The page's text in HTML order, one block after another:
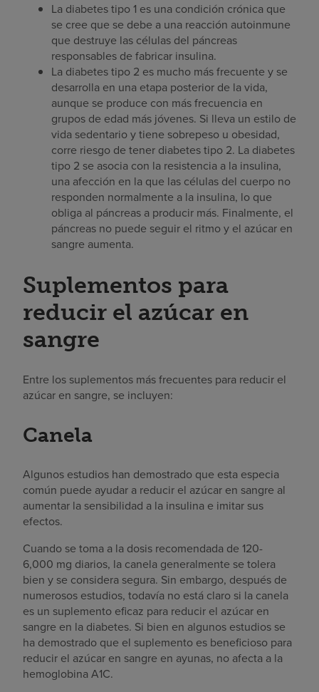
La diabetes tipo 1 es una condición crónica que
se cree que se debe a una reacción autoinmune
que destruye las células del páncreas
responsables de fabricar insulina.
La diabetes tipo 2 es mucho más frecuente y se
desarrolla en una etapa posterior de la vida,
aunque se produce con más frecuencia en
grupos de edad más jóvenes. Si lleva un estilo de
vida sedentario y tiene sobrepeso u obesidad,
corre riesgo de tener diabetes tipo 2. La diabetes
tipo 2 se asocia con la resistencia a la insulina,
una afección en la que las células del cuerpo no
responden normalmente a la insulina, lo que
obliga al páncreas a producir más. Finalmente, el
páncreas no puede seguir el ritmo y el azúcar en
sangre aumenta.
Suplementos para
reducir el azúcar en
sangre
Entre los suplementos más frecuentes para reducir el
azúcar en sangre, se incluyen:
Canela
Algunos estudios han demostrado que esta especia
común puede ayudar a reducir el azúcar en sangre al
aumentar la sensibilidad a la insulina e imitar sus
efectos.
Cuando se toma a la dosis recomendada de 120-
6,000 mg diarios, la canela generalmente se tolera
bien y se considera segura. Sin embargo, después de
numerosos estudios, todavía no está claro si la canela
es un suplemento eficaz para reducir el azúcar en
sangre en la diabetes. Si bien en algunos estudios se
ha demostrado que el suplemento es beneficioso para
reducir el azúcar en sangre en ayunas, no afecta a la
hemoglobina A1C.